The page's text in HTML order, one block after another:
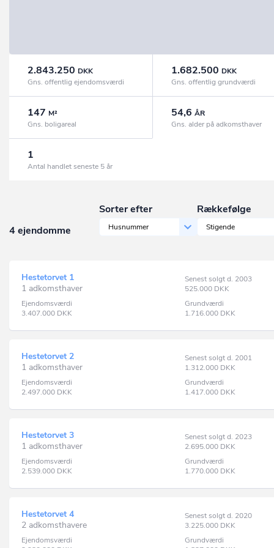
2.843.250 DKK
Gns. offentlig ejendomsværdi
1.682.500 DKK
Gns. offentlig grundværdi
147 M²
Gns. boligareal
54,6 ÅR
Gns. alder på adkomsthaver
1
Antal handlet seneste 5 år
4 ejendomme
Sorter efter
Husnummer
Rækkefølge
Stigende
Hestetorvet 1
1 adkomsthaver
Senest solgt d. 2003
525.000 DKK
Ejendomsværdi
3.407.000 DKK
Grundværdi
1.716.000 DKK
Hestetorvet 2
1 adkomsthaver
Senest solgt d. 2001
1.312.000 DKK
Ejendomsværdi
2.497.000 DKK
Grundværdi
1.417.000 DKK
Hestetorvet 3
1 adkomsthaver
Senest solgt d. 2023
2.695.000 DKK
Ejendomsværdi
2.539.000 DKK
Grundværdi
1.770.000 DKK
Hestetorvet 4
2 adkomsthavere
Senest solgt d. 2020
3.225.000 DKK
Ejendomsværdi
Grundværdi